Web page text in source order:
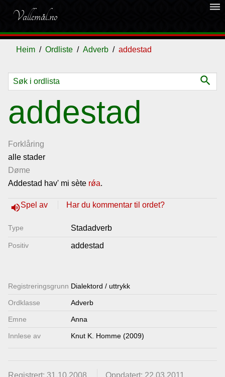
Vallemål.no
dehaze
Heim Ordliste Adverb addestad
search
addestad
Forklåring
alle stader
Døme
Addestad hav' mi sète rǿa.
volume_upSpel av Har du kommentar til ordet?
Type Stadadverb
Positiv addestad
Registrerings­grunn Dialektord / uttrykk
Ordklasse Adverb
Emne Anna
Innlese av Knut K. Homme (2009)
Registrert: 31.10.2008
Oppdatert: 22.03.2011
Ordliste
Om
vallemålet
Gjestebok
Nyhende
Lenkjer
oss